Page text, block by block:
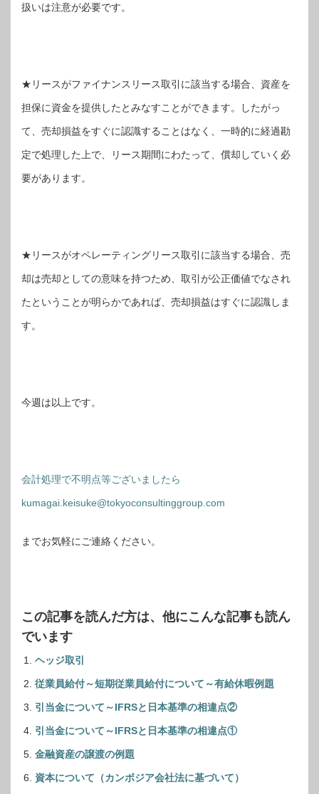
扱いは注意が必要です。
★リースがファイナンスリース取引に該当する場合、資産を
担保に資金を提供したとみなすことができます。したがっ
て、売却損益をすぐに認識することはなく、一時的に経過勘
定で処理した上で、リース期間にわたって、償却していく必
要があります。
★リースがオペレーティングリース取引に該当する場合、売
却は売却としての意味を持つため、取引が公正価値でなされ
たということが明らかであれば、売却損益はすぐに認識しま
す。
今週は以上です。
会計処理で不明点等ございましたら
kumagai.keisuke@tokyoconsultinggroup.com
までお気軽にご連絡ください。
この記事を読んだ方は、他にこんな記事も読ん
でいます
ヘッジ取引
従業員給付～短期従業員給付について～有給休暇例題
引当金について～IFRSと日本基準の相違点②
引当金について～IFRSと日本基準の相違点①
金融資産の譲渡の例題
資本について（カンボジア会社法に基づいて）